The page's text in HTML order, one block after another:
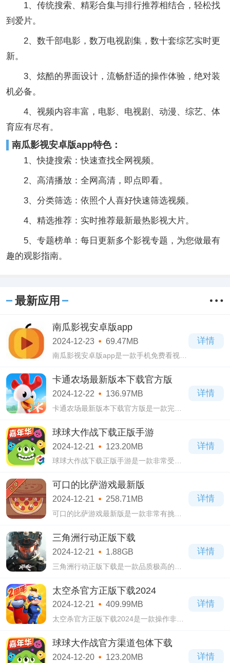
1、传统搜索、精彩合集与排行推荐相结合，轻松找
到爱片。
2、数千部电影，数万电视剧集，数十套综艺实时更
新。
3、炫酷的界面设计，流畅舒适的操作体验，绝对装
机必备。
4、视频内容丰富，电影、电视剧、动漫、综艺、体
育应有尽有。
南瓜影视安卓版app特色：
1、快捷搜索：快速查找全网视频。
2、高清播放：全网高清，即点即看。
3、分类筛选：依照个人喜好快速筛选视频。
4、精选推荐：实时推荐最新最热影视大片。
5、专题榜单：每日更新多个影视专题，为您做最有
趣的观影指南。
最新应用
南瓜影视安卓版app
2024-12-23 69.47MB
南瓜影视安卓版app是一款手机免费看视频
品，拥有海量的影视资源，资源更新速度
快，物流那种类型的视频全都可以随便观
看。
详情
卡通农场最新版本下载官方版
2024-12-22 136.97MB
卡通农场最新版本下载官方版是一款完美
下载官方版玩家可以参与种植、畜牧的诸
多时间当中，比如瓜果蔬菜的种植什么
的！
详情
球球大作战下载正版手游
2024-12-21 123.20MB
球球大作战下载正版手游是一款非常受欢
手游游戏的基础玩法规则很简单，就是大
球吃小球，尽可能的吞掉更多敌人成为第
一!
详情
可口的比萨游戏最新版
2024-12-21 258.71MB
可口的比萨游戏最新版是一款非常有挑战
最新版玩游戏中给大家准备了许多NPC顾
客，你要做的就是根据他们的要求制作比
萨!
详情
三角洲行动正版下载
2024-12-21 1.88GB
三角洲行动正版下载是一款品质极高的战
玩家可以体验的内容有不少，PVE剧情，亦
或者PVP战术竞技，不同玩法不同乐趣等你
探索!
详情
太空杀官方正版下载2024
2024-12-21 409.99MB
太空杀官方正版下载2024是一款操作非常
版下载2024给大家准备了多个角色，其中
不少都有自己的技能，善于利用，让游戏
变简单!
详情
球球大作战官方渠道包体下载
2024-12-20 123.20MB 详情